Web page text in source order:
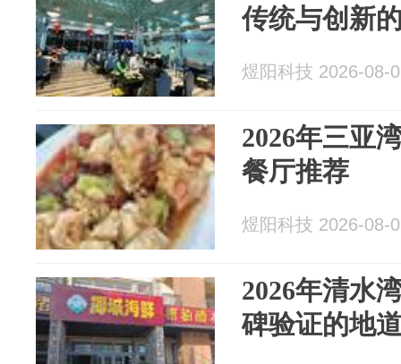
传统与创新
煜阳科技 2026-08-
2026年三亚
餐厅推荐
煜阳科技 2026-08-
2026年清水
碑验证的地